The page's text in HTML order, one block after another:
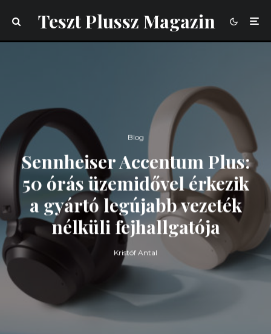
Teszt Plussz Magazin
Blog
Sennheiser Accentum Plus:
50 órás üzemidővel érkezik
a gyártó legújabb vezeték
nélküli fejhallgatója
Kristóf Antal